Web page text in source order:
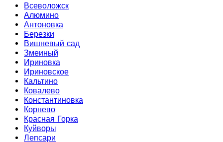
Всеволожск
Алюмино
Антоновка
Березки
Вишневый сад
Змеиный
Ириновка
Ириновское
Кальтино
Ковалево
Константиновка
Корнево
Красная Горка
Куйворы
Лепсари